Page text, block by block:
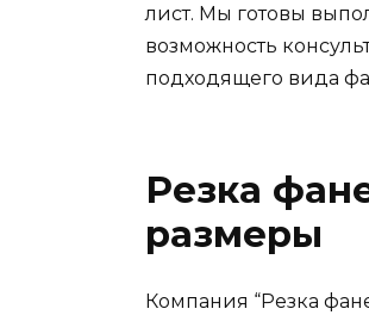
лист. Мы готовы
возможность
подходящего вида
Резка
размеры
Компания “Резка